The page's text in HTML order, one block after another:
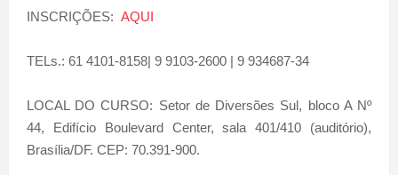
INSCRIÇÕES: AQUI
TELs.: 61 4101-8158| 9 9103-2600 | 9 934687-34
LOCAL DO CURSO: Setor de Diversões Sul, bloco A Nº
44, Edifício Boulevard Center, sala 401/410 (auditório),
Brasília/DF. CEP: 70.391-900.